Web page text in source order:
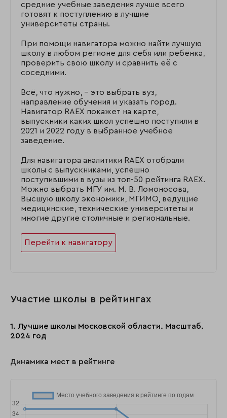
средние учебные заведения лучше всего
готовят к поступлению в лучшие
университеты страны.
При помощи навигатора можно найти лучшую
школу в любом регионе для себя или ребёнка,
проверить свою школу и сравнить её с
соседними.
Всё, что нужно, – это выбрать вуз,
направление обучения и указать город.
Навигатор RAEX покажет на карте,
выпускники каких школ успешно поступили в
2021 и 2022 году в выбранное учебное
заведение.
Для навигатора аналитики RAEX отобрали
школы с выпускниками, успешно
поступившими в вузы из топ-50 рейтинга RAEX.
Можно выбрать МГУ им. М. В. Ломоносова,
Высшую школу экономики, МГИМО, ведущие
медицинские, технические университеты и
многие другие столичные и региональные.
Перейти к навигатору
Участие школы в рейтингах
1. Лучшие школы Московской области. Масштаб.
2024 год
Динамика мест в рейтинге